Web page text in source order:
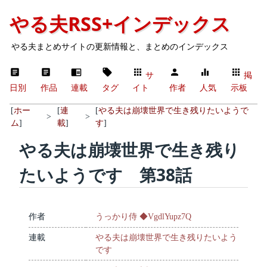
やる夫RSS+インデックス
やる夫まとめサイトの更新情報と、まとめのインデックス
日別 作品 連載 タグ
サ
イト
作者 人気
掲
示板
[ホー
ム]
>
[連
載]
>
[やる夫は崩壊世界で生き残りたいようで
す]
やる夫は崩壊世界で生き残り
たいようです 第38話
作者 うっかり侍 ◆VgdlYupz7Q
連載
やる夫は崩壊世界で生き残りたいよう
です